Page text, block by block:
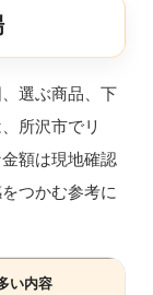
選ぶ商品、下
所沢市でリ
額は現地確認
つかむ参考に
い内容